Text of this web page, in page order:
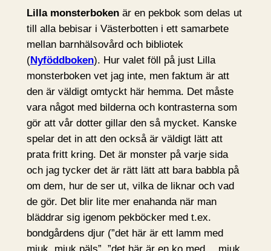
Lilla monsterboken är en pekbok som delas ut
till alla bebisar i Västerbotten i ett samarbete
mellan barnhälsovård och bibliotek
(Nyföddboken). Hur valet föll på just Lilla
monsterboken vet jag inte, men faktum är att
den är väldigt omtyckt här hemma. Det måste
vara något med bilderna och kontrasterna som
gör att vår dotter gillar den så mycket. Kanske
spelar det in att den också är väldigt lätt att
prata fritt kring. Det är monster på varje sida
och jag tycker det är rätt lätt att bara babbla på
om dem, hur de ser ut, vilka de liknar och vad
de gör. Det blir lite mer enahanda när man
bläddrar sig igenom pekböcker med t.ex.
bondgårdens djur (”det här är ett lamm med